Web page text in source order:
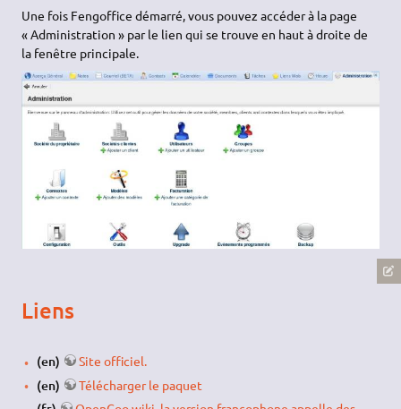
Une fois Fengoffice démarré, vous pouvez accéder à la page
« Administration » par le lien qui se trouve en haut à droite de
la fenêtre principale.
Liens
(en) Site officiel.
(en) Télécharger le paquet